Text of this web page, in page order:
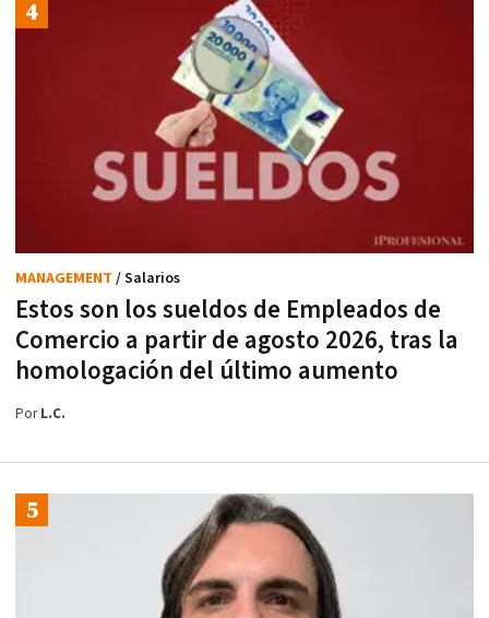
Estos son los sueldos de Empleados de
Comercio a partir de agosto 2026, tras la
homologación del último aumento
MANAGEMENT / Salarios
PorL.C.